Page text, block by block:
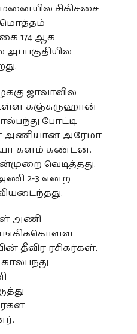
சிகிச்சை
மொத்தம்
174 ஆக
ஜாவாவில்
கஞ்சுருஹான்
போட்டி
அணியான அரேமா
களம் கண்டன.
வெடித்தது.
2-3 என்ற
அணி
தீவிர ரசிகர்கள்,